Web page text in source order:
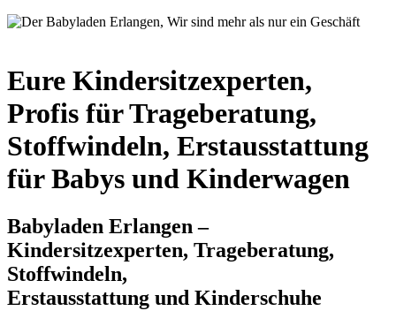
Eure Kindersitzexperten,
Profis für Trageberatung,
Stoffwindeln, Erstausstattung
für Babys und Kinderwagen
Babyladen Erlangen –
Kindersitzexperten, Trageberatung,
Stoffwindeln,
Erstausstattung und Kinderschuhe